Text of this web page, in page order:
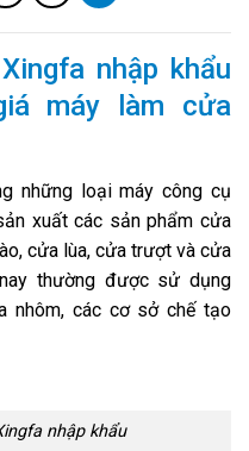
nhập khẩu
máy làm cửa
những loại máy công cụ
xuất các sản phẩm cửa
cửa lùa, cửa trượt và cửa
thường được sử dụng
nhôm, các cơ sở chế tạo
nhập khẩu